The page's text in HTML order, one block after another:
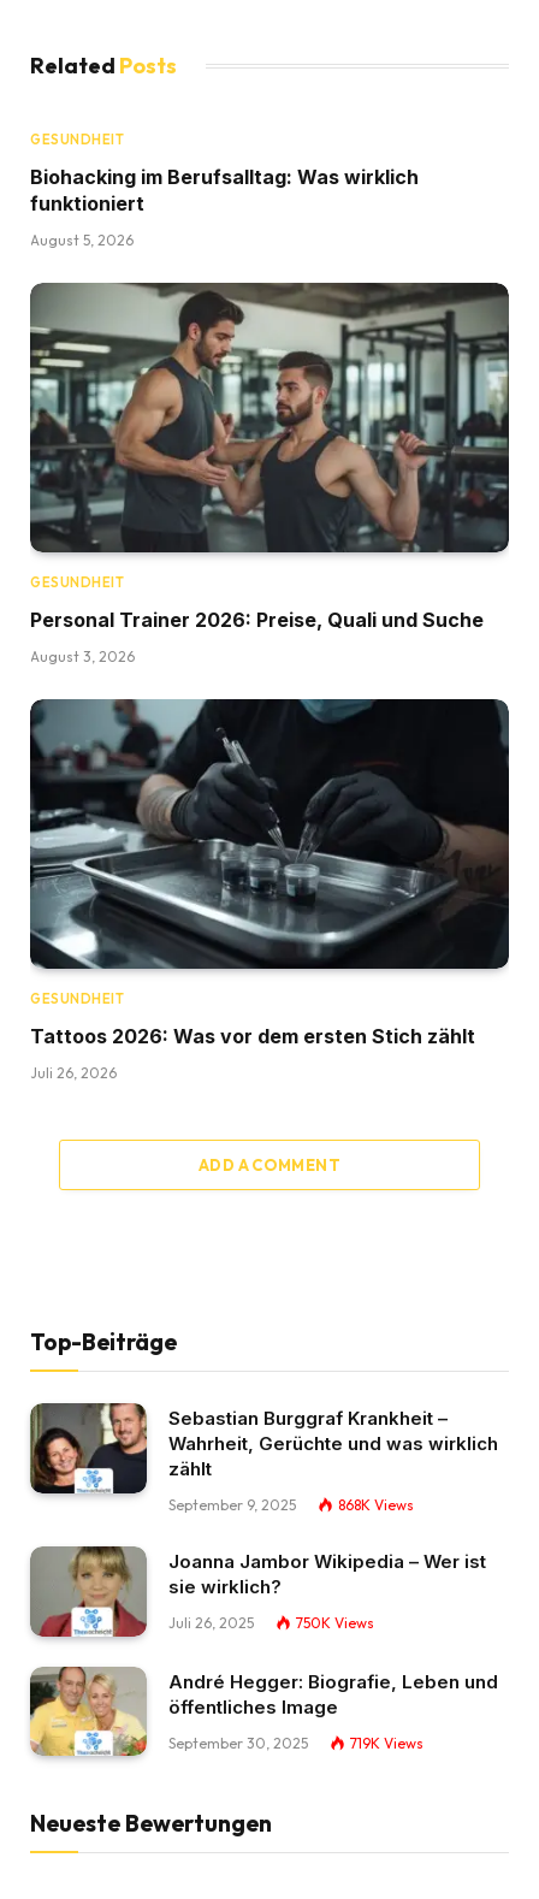
Related Posts
GESUNDHEIT
Biohacking im Berufsalltag: Was wirklich
funktioniert
August 5, 2026
GESUNDHEIT
Personal Trainer 2026: Preise, Quali und Suche
August 3, 2026
GESUNDHEIT
Tattoos 2026: Was vor dem ersten Stich zählt
Juli 26, 2026
ADD A COMMENT
Top-Beiträge
Sebastian Burggraf Krankheit –
Wahrheit, Gerüchte und was wirklich
zählt
September 9, 2025 868K Views
Joanna Jambor Wikipedia – Wer ist
sie wirklich?
Juli 26, 2025 750K Views
André Hegger: Biografie, Leben und
öffentliches Image
September 30, 2025 719K Views
Neueste Bewertungen